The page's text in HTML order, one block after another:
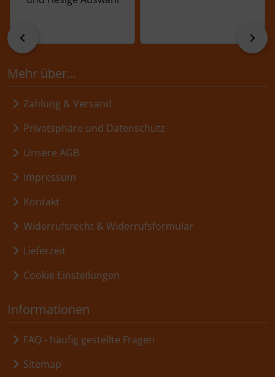
vor
Mehr über...
Zahlung & Versand
Privatsphäre und Datenschutz
Unsere AGB
Impressum
Kontakt
Widerrufsrecht & Widerrufsformular
Lieferzeit
Cookie Einstellungen
Informationen
FAQ - häufig gestellte Fragen
Sitemap